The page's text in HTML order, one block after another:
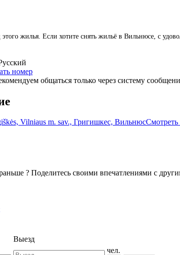
этого жилья. Если хотите снять жильё в Вильнюсе, с
номер
общаться только через систему
Vilniaus m. sav., Григишкес, ВильнюсСмотреть
? Поделитесь своими впечатлениями с
Выезд
чел.